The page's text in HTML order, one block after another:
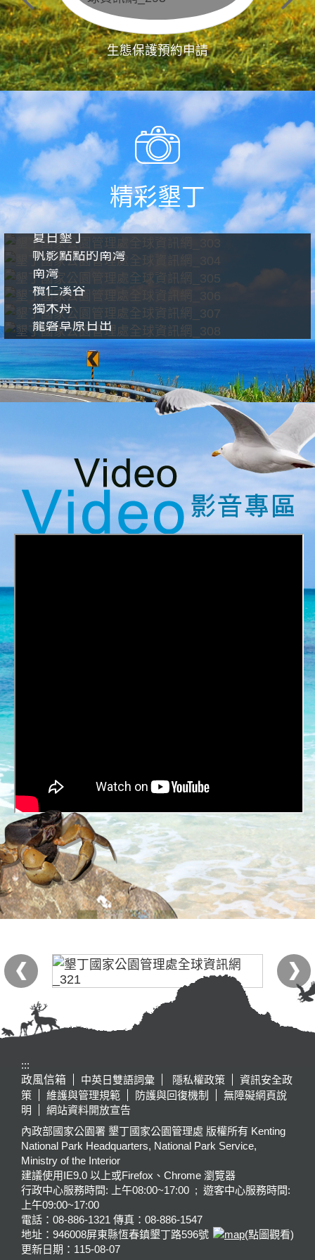
生態保護預約申請
精彩墾丁
夏日墾丁
帆影點點的南灣
南灣
欖仁溪谷
獨木舟
龍磐草原日出
:::
政風信箱
中英日雙語詞彙 隱私權政策
資訊安全政
策
維護與管理規範 防護與回復機制
無障礙網頁說
明
網站資料開放宣告
內政部國家公園署 墾丁國家公園管理處 版權所有 Kenting
National Park Headquarters, National Park Service,
Ministry of the Interior
建議使用IE9.0 以上或Firefox、Chrome 瀏覽器
行政中心服務時間: 上午08:00~17:00 ; 遊客中心服務時間:
上午09:00~17:00
電話：08-886-1321 傳真：08-886-1547
地址：946008屏東縣恆春鎮墾丁路596號
(點圖觀看)
更新日期： 115-08-07